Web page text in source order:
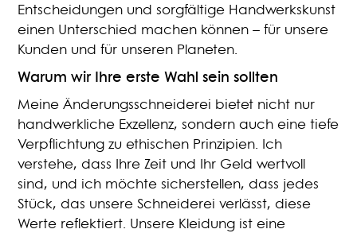
Entscheidungen und sorgfältige Handwerkskunst
einen Unterschied machen können – für unsere
Kunden und für unseren Planeten.
Warum wir Ihre erste Wahl sein sollten
Meine Änderungsschneiderei bietet nicht nur
handwerkliche Exzellenz, sondern auch eine tiefe
Verpflichtung zu ethischen Prinzipien. Ich
verstehe, dass Ihre Zeit und Ihr Geld wertvoll
sind, und ich möchte sicherstellen, dass jedes
Stück, das unsere Schneiderei verlässt, diese
Werte reflektiert. Unsere Kleidung ist eine